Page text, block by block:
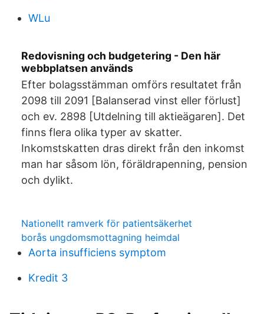
WLu
Redovisning och budgetering - Den här
webbplatsen används
Efter bolagsstämman omförs resultatet från
2098 till 2091 [Balanserad vinst eller förlust]
och ev. 2898 [Utdelning till aktieägaren]. Det
finns flera olika typer av skatter.
Inkomstskatten dras direkt från den inkomst
man har såsom lön, föräldrapenning, pension
och dylikt.
Nationellt ramverk för patientsäkerhet
borås ungdomsmottagning heimdal
Aorta insufficiens symptom
Kredit 3